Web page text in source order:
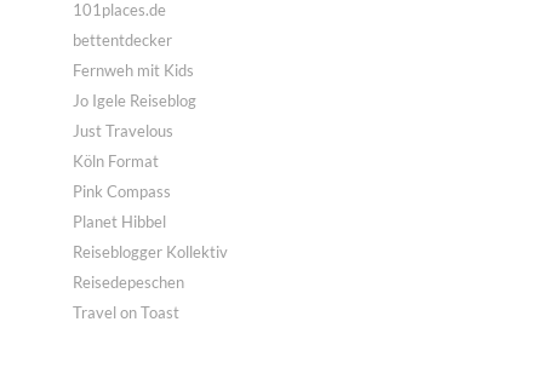
101places.de
bettentdecker
Fernweh mit Kids
Jo Igele Reiseblog
Just Travelous
Köln Format
Pink Compass
Planet Hibbel
Reiseblogger Kollektiv
Reisedepeschen
Travel on Toast